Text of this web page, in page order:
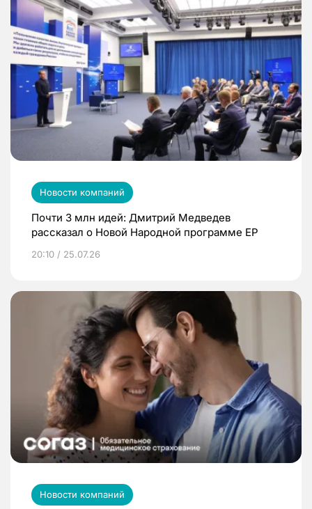
Новости компаний
Почти 3 млн идей: Дмитрий Медведев
рассказал о Новой Народной программе ЕР
20:10 / 25.07.26
Новости компаний